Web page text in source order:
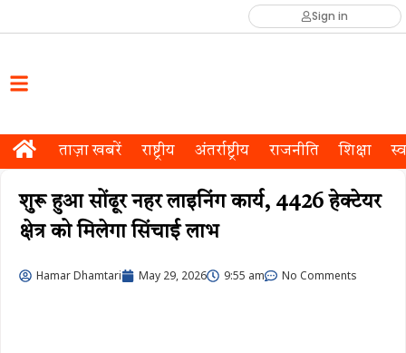
Sign in
ताज़ा खबरें राष्ट्रीय अंतर्राष्ट्रीय राजनीति शिक्षा
शुरू हुआ सोंढूर नहर लाइनिंग कार्य, 4426 हेक्टेयर
क्षेत्र को मिलेगा सिंचाई लाभ
Hamar Dhamtari May 29, 2026 9:55 am No Comments